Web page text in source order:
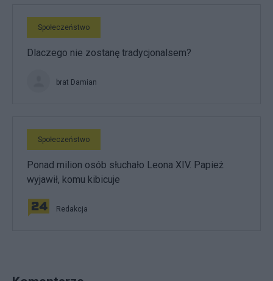
Społeczeństwo
Dlaczego nie zostanę tradycjonalsem?
brat Damian
Społeczeństwo
Ponad milion osób słuchało Leona XIV. Papież
wyjawił, komu kibicuje
Redakcja